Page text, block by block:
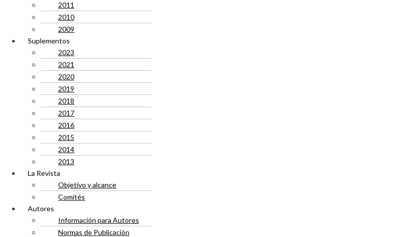
2011
2010
2009
Suplementos
2023
2021
2020
2019
2018
2017
2016
2015
2014
2013
La Revista
Objetivo y alcance
Comités
Autores
Información para Autores
Normas de Publicación